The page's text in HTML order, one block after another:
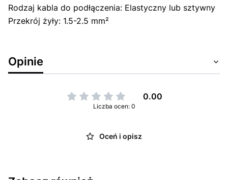
Rodzaj kabla do podłączenia: Elastyczny lub sztywny
Przekrój żyły: 1.5-2.5 mm²
Opinie
0.00
Liczba ocen: 0
Oceń i opisz